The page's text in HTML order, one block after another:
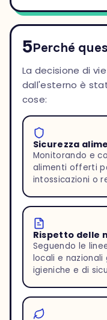
5Perché
La decisione di
dall'esterno è
cose:
Sicurezza
Monitorando e
alimenti offerti
intossicazioni o
Rispetto delle
Seguendo le
locali e
igieniche e di